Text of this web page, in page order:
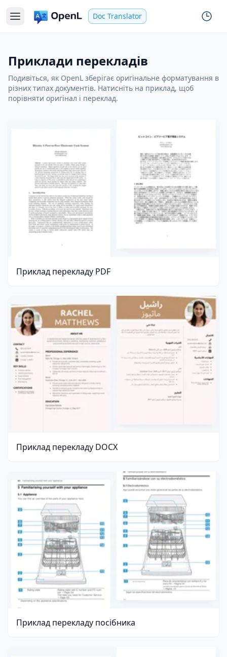
Doc Translator
Приклади перекладів
Подивіться, як OpenL зберігає оригінальне форматування в
різних типах документів. Натисніть на приклад, щоб
порівняти оригінал і переклад.
Приклад перекладу PDF
Приклад перекладу DOCX
Приклад перекладу посібника